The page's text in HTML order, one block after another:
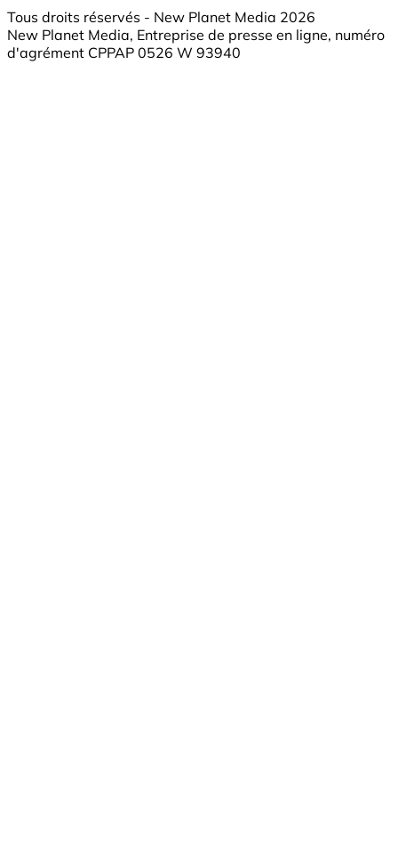
Tous droits réservés - New Planet Media 2026
New Planet Media, Entreprise de presse en ligne, numéro
d'agrément CPPAP 0526 W 93940